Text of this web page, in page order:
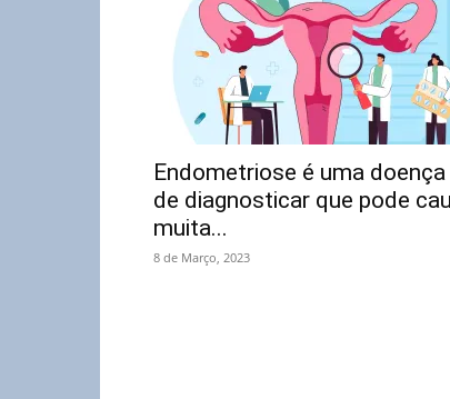
Endometriose é uma
de diagnosticar que pode
muita...
8 de Março, 2023